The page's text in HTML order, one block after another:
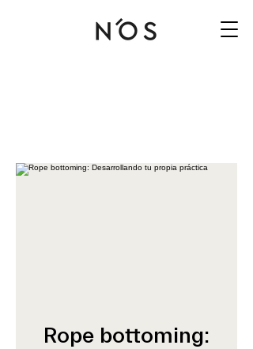
Rope bottoming: